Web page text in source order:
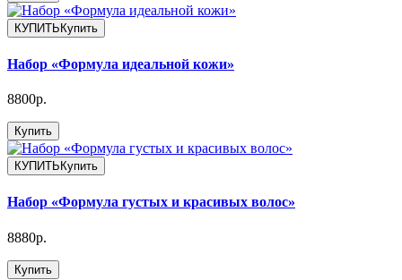
КУПИТЬКупить
Набор «Формула идеальной кожи»
8800р.
Купить
КУПИТЬ Купить
Набор «Формула густых и красивых волос»
8880р.
Купить